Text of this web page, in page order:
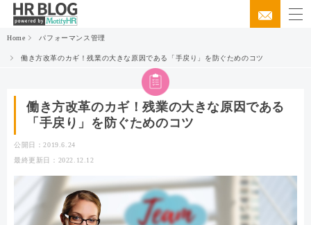
Home パフォーマンス管理
働き方改革のカギ！残業の大きな原因である「手戻り」を防ぐためのコツ
働き方改革のカギ！残業の大きな原因である
「手戻り」を防ぐためのコツ
公開日：2019.6.24
最終更新日：2022.12.12